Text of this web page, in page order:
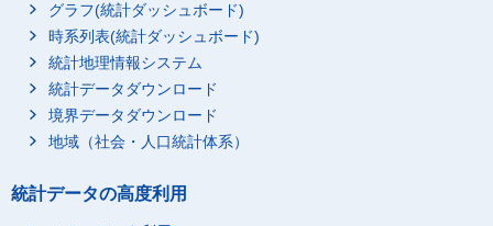
グラフ(統計ダッシュボード)
時系列表(統計ダッシュボード)
統計地理情報システム
統計データダウンロード
境界データダウンロード
地域（社会・人口統計体系）
統計データの高度利用